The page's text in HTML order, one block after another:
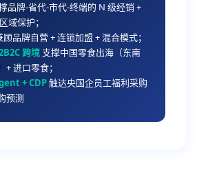
品牌-省代-市代-终端的 N 级经销 +
域保护；
顾品牌自营 + 连锁加盟 + 混合模式；
跨境 支撑中国零食出海（东南
进口零食；
+ CDP触达央国企员工福利采购
预测